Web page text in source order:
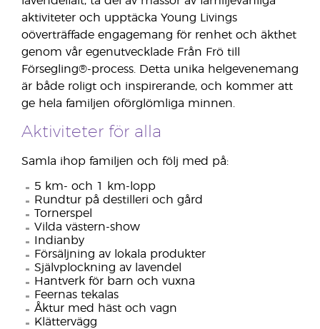
aktiviteter och upptäcka Young Livings
oöverträffade engagemang för renhet och äkthet
genom vår egenutvecklade Från Frö till
Försegling®-process. Detta unika helgevenemang
är både roligt och inspirerande, och kommer att
ge hela familjen oförglömliga minnen.
Aktiviteter för alla
Samla ihop familjen och följ med ​​på:
5 km- och 1 km-lopp
Rundtur på destilleri och gård
Tornerspel
Vilda västern-show
Indianby
Försäljning av lokala produkter
Självplockning av lavendel
Hantverk för barn och vuxna
Feernas tekalas
Åktur med häst och vagn
Klättervägg